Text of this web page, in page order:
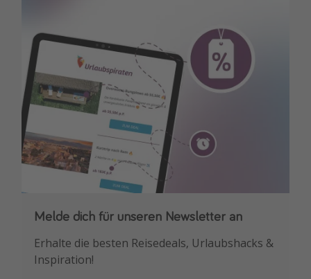
Melde dich für unseren Newsletter an
Erhalte die besten Reisedeals, Urlaubshacks &
Inspiration!
Downloade unsere App
Buche die besten Reiseschnäppchen als
Erstes.